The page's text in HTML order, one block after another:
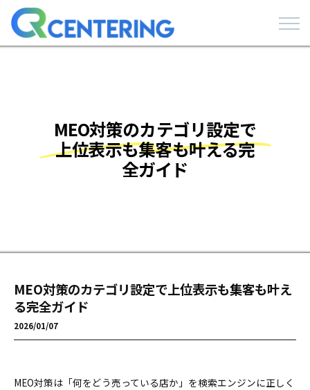
MEO対策のカテゴリ設定で
上位表示も集客も叶える完
全ガイド
MEO対策のカテゴリ設定で上位表示も集客も叶え
る完全ガイド
2026/01/07
MEO対策は「何をどう売っている店か」を検索エンジンに正しく